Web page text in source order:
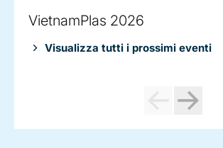
VietnamPlas 2026
Visualizza tutti i prossimi eventi